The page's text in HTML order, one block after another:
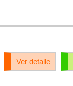
Ver detalle